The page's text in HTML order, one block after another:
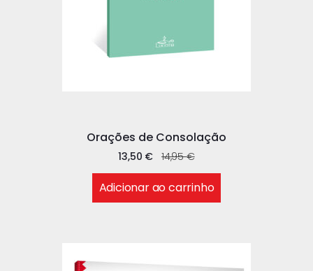
Orações de Consolação
14,95€
13,50 €
Adicionar ao carrinho